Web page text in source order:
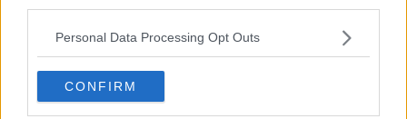
Personal Data Processing Opt Outs
CONFIRM
donazione di cellule staminali emopoietiche, contribuendo così a
salvare vite. “Un incredibile lavoro di squadra – ha detto - che
coinvolge più figure professionali (medici, infermieri, biologi, tecnici
sanitari di laboratorio biomedico, amministrativi) e che ha permesso
al centro donatori di midollo osseo di raggiungere questo